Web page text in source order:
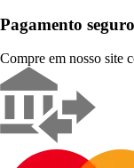
Pagamento seguro
Compre em nosso site